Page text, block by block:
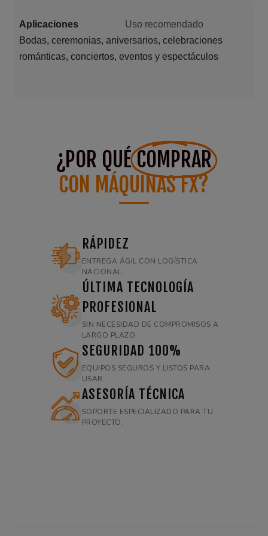
Aplicaciones
Uso recomendado
Bodas, ceremonias, aniversarios, celebraciones
románticas, conciertos, eventos y espectáculos
¿POR QUÉCOMPRAR
CON MÁQUINAS FX?
RÁPIDEZ
ENTREGA ÁGIL CON LOGÍSTICA
NACIONAL.
ÚLTIMA TECNOLOGÍA
PROFESIONAL
SIN NECESIDAD DE COMPROMISOS A
LARGO PLAZO.
SEGURIDAD 100%
EQUIPOS SEGUROS Y LISTOS PARA
USAR.
ASESORÍA TÉCNICA
SOPORTE ESPECIALIZADO PARA TU
PROYECTO.